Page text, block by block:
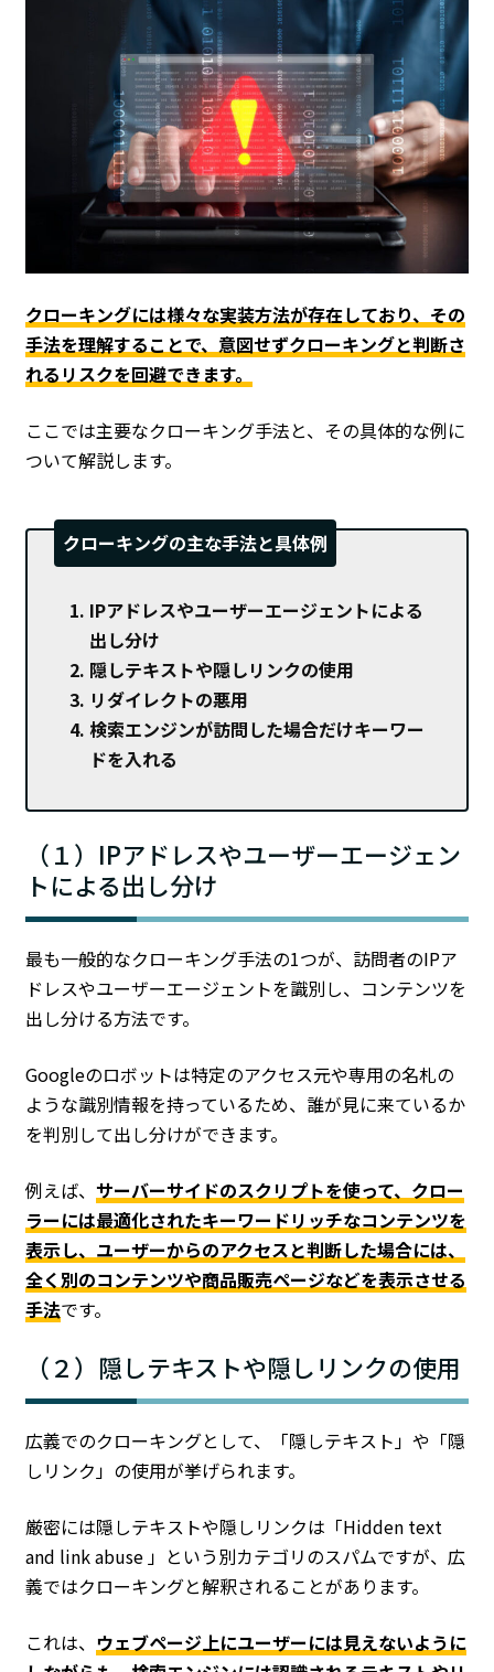
クローキングには様々な実装方法が存在しており、その
手法を理解することで、意図せずクローキングと判断さ
れるリスクを回避できます。
ここでは主要なクローキング手法と、その具体的な例に
ついて解説します。
クローキングの主な手法と具体例
IPアドレスやユーザーエージェントによる
出し分け
隠しテキストや隠しリンクの使用
リダイレクトの悪用
検索エンジンが訪問した場合だけキーワー
ドを入れる
（１）IPアドレスやユーザーエージェン
トによる出し分け
最も一般的なクローキング手法の1つが、訪問者のIPア
ドレスやユーザーエージェントを識別し、コンテンツを
出し分ける方法です。
Googleのロボットは特定のアクセス元や専用の名札の
ような識別情報を持っているため、誰が見に来ているか
を判別して出し分けができます。
例えば、 サーバーサイドのスクリプトを使って、クロー
ラーには最適化されたキーワードリッチなコンテンツを
表示し、ユーザーからのアクセスと判断した場合には、
全く別のコンテンツや商品販売ページなどを表示させる
手法です。
（２）隠しテキストや隠しリンクの使用
広義でのクローキングとして、「隠しテキスト」や「隠
しリンク」の使用が挙げられます。
厳密には隠しテキストや隠しリンクは「Hidden text
and link abuse 」という別カテゴリのスパムですが、広
義ではクローキングと解釈されることがあります。
これは、 ウェブページ上にユーザーには見えないように